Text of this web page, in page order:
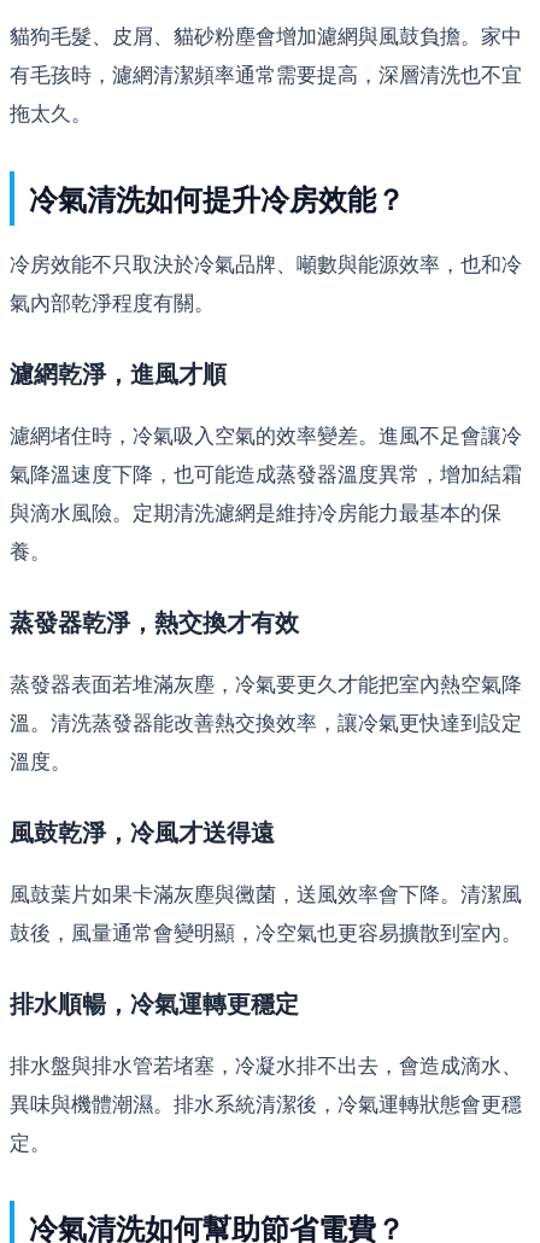
貓狗毛髮、皮屑、貓砂粉塵會增加濾網與風鼓負擔。家中
有毛孩時，濾網清潔頻率通常需要提高，深層清洗也不宜
拖太久。
冷氣清洗如何提升冷房效能？
冷房效能不只取決於冷氣品牌、噸數與能源效率，也和冷
氣內部乾淨程度有關。
濾網乾淨，進風才順
濾網堵住時，冷氣吸入空氣的效率變差。進風不足會讓冷
氣降溫速度下降，也可能造成蒸發器溫度異常，增加結霜
與滴水風險。定期清洗濾網是維持冷房能力最基本的保
養。
蒸發器乾淨，熱交換才有效
蒸發器表面若堆滿灰塵，冷氣要更久才能把室內熱空氣降
溫。清洗蒸發器能改善熱交換效率，讓冷氣更快達到設定
溫度。
風鼓乾淨，冷風才送得遠
風鼓葉片如果卡滿灰塵與黴菌，送風效率會下降。清潔風
鼓後，風量通常會變明顯，冷空氣也更容易擴散到室內。
排水順暢，冷氣運轉更穩定
排水盤與排水管若堵塞，冷凝水排不出去，會造成滴水、
異味與機體潮濕。排水系統清潔後，冷氣運轉狀態會更穩
定。
冷氣清洗如何幫助節省電費？